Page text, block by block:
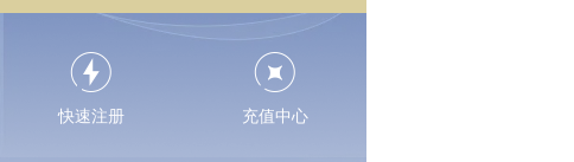
快速注册 充值中心